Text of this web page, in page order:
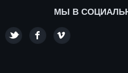
МЫ В